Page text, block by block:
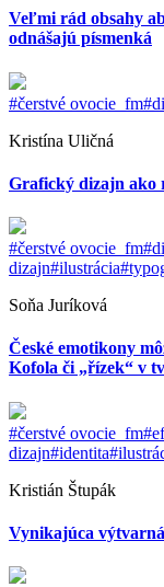
Veľmi rád obsahy
odnášajú písmenká
#čerstvé ovocie_fm
Kristína Uličná
Grafický dizajn ako
#čerstvé ovocie_fm
dizajn#ilustrácia
Soňa Juríková
České emotikony
Kofola či „řízek“ v
#čerstvé ovocie_fm
dizajn#identita
Kristián Štupák
Vynikajúca